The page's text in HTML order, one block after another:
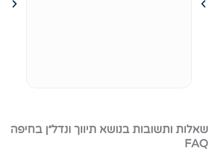
שאלות ותשובות בנושא תיווך ונדל״ן בחיפה
FAQ